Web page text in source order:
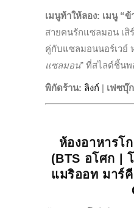
เมนูท้าให้ลอง: เมนู “
สายคนรักแซลมอน เ
คู่กับแซลมอนนอร์เวย์
แซลมอน” ที่สไลด์ชิ้น
พิกัดร้าน: ลิงก์ | เฟซบุ๊ก
ห้องอาหารโ
(BTS อโศก |
แมริออท มาร์